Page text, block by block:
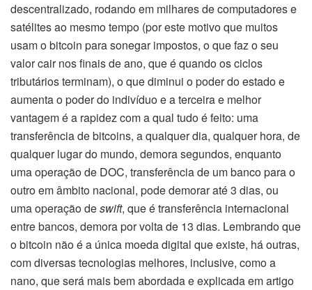
descentralizado, rodando em milhares de computadores e
satélites ao mesmo tempo (por este motivo que muitos
usam o bitcoin para sonegar impostos, o que faz o seu
valor cair nos finais de ano, que é quando os ciclos
tributários terminam), o que diminui o poder do estado e
aumenta o poder do indivíduo e a terceira e melhor
vantagem é a rapidez com a qual tudo é feito: uma
transferência de bitcoins, a qualquer dia, qualquer hora, de
qualquer lugar do mundo, demora segundos, enquanto
uma operação de DOC, transferência de um banco para o
outro em âmbito nacional, pode demorar até 3 dias, ou
uma operação deswift, que é transferência internacional
entre bancos, demora por volta de 13 dias. Lembrando que
o bitcoin não é a única moeda digital que existe, há outras,
com diversas tecnologias melhores, inclusive, como a
nano, que será mais bem abordada e explicada em artigo